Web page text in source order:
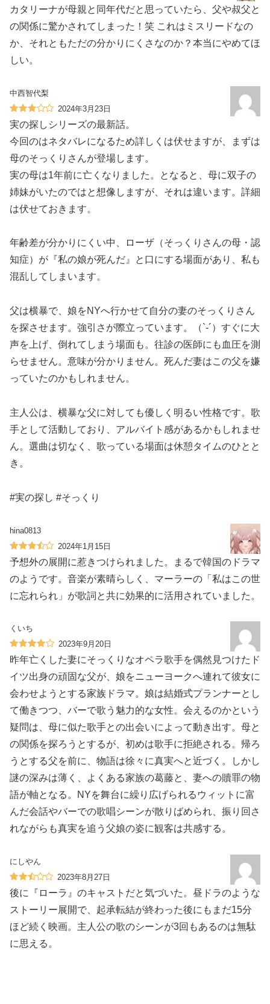
カタリーナが母親と同年代だと思っていたら、父や叔父と
の関係に驚かされてしまった！笑 これはミスリードなの
か、それともただの分かりにくさなのか？本当にやめてほ
しい。
中西智代梨
2024年3月23日
実の探しシリーズの最新話。
今回のはネタバレになるため詳しくは伏せますが、まずは
母のそっくりさんが登場します。
実の母は1年前に亡くなりました。となると、母に双子の
姉妹がいたのではと想像しますが、それは違います。詳細
は伏せておきます。
年齢差が分かりにくい中、ローザ（そっくりさんの母・認
知症）が『私の娘が死んだ』と口にする場面があり、私も
混乱してしまいます。
父は横暴で、娘をNYへ行かせて自分の妻のそっくりさん
を探させます。強引さが際立っています。（`-´）すぐに大
声を上げ、倒れてしまう場面も。往診の医師にも血圧を測
らせません。意味が分かりません。死んだ妻はこの父を嫌
っていたのかもしれません。
主人公は、横暴な父に対しても優しく明るい性格です。歌
手として活動しており、アルバイト感があるかもしれませ
ん。選曲は切なく、歌っている場面は休憩タイムのひとと
き。
#実の探し #そっくり
hina0813
2024年1月15日
予想外の展開に惹きつけられました。まるで韓国のドラマ
のようです。音楽が素晴らしく、マーラーの「私はこの世
に忘れられ」が歌詞と共に効果的に活用されていました。
くいち
2023年9月20日
昨年亡くした妻にそっくりなオペラ歌手を偶然見つけたド
イツ出身の頑固な父が、娘をニューヨークへ連れて彼女に
会わせようとする家族ドラマ。娘は結婚式プランナーとし
て働きつつ、バーで歌う魅力的な女性。会えるのかという
疑問は、母に似た歌手との出会いによって動き出す。母と
の関係を探ろうとするが、初めは歌手に拒絶される。帰ろ
うとする父を前に、物語は徐々に真実へと近づく。しかし
謎の深みは薄く、よくある家族の葛藤と、妻への贖罪の物
語が軸となる。NYを舞台に繰り広げられるウィットに富
んだ会話やバーでの歌唱シーンが散りばめられ、振り回さ
れながらも真実を追う父娘の姿に観客は共感する。
にしやん
2023年8月27日
後に『ローラ』のキャストだと気づいた。昼ドラのような
ストーリー展開で、起承転結が終わった後にもまだ15分
ほど続く映画。主人公の歌のシーンが3回もあるのは無駄
に思える。